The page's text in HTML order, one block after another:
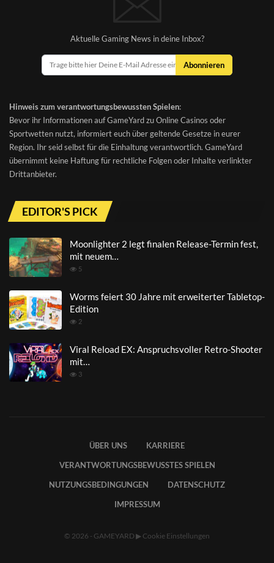
Aktuelle Gaming News in deine Inbox?
Abonnieren
Hinweis zum verantwortungsbewussten Spielen:
Bevor ihr Informationen auf GameYard zu Online Casinos oder
Sportwetten nutzt, informiert euch über geltende Gesetze in eurer
Region. Ihr seid selbst für die Einhaltung verantwortlich. GameYard
übernimmt keine Haftung für rechtliche Folgen oder Inhalte verlinkter
Drittanbieter.
EDITOR'S PICK
Moonlighter 2 legt finalen Release-Termin fest,
mit neuem…
5
Worms feiert 30 Jahre mit erweiterter Tabletop-
Edition
2
Viral Reload EX: Anspruchsvoller Retro-Shooter
mit…
3
ÜBER UNS
KARRIERE
VERANTWORTUNGSBEWUSSTES SPIELEN
NUTZUNGSBEDINGUNGEN
DATENSCHUTZ
IMPRESSUM
© 2026 - GAMEYARD ▶ Cookie Einstellungen